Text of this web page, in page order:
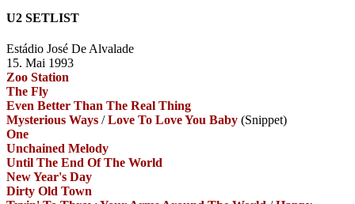
U2 SETLIST
Estádio José De Alvalade
15. Mai 1993
Zoo Station
The Fly
Even Better Than The Real Thing
Mysterious Ways /Love To Love You Baby (Snippet)
One
Unchained Melody
Until The End Of The World
New Year's Day
Dirty Old Town